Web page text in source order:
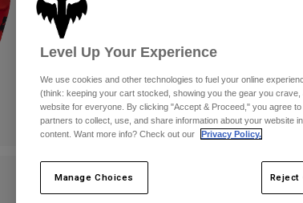
Level Up Your Experience
We use cookies and other technologies to fuel your online
(think: keeping your cart stocked, showing you the gear you
website for everyone. By clicking "Accept & Proceed," you agree
partners to collect, use, and share information about your website
content. Want more info? Check out our
Privacy Policy.
Manage Choices Reject